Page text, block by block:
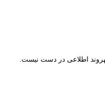
اطلاعی در دست نیست.